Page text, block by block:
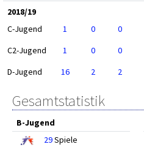
2018/19
C-Jugend
1 0 0
C2-Jugend
1 0 0
D-Jugend
16 2 2
Gesamtstatistik
B-Jugend
29Spiele